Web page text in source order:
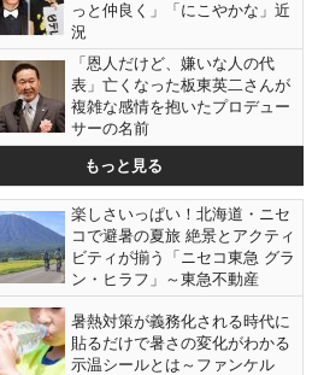
っと仲良く」「にこやかな」近
況
「恩人だけど、嫌いな人の代
表」亡くなった板東英二さんが
複雑な感情を抱いたプロデュー
サーの名前
もっと見る
楽しさいっぱい！北海道・ニセ
コで避暑の夏旅 絶景とアクティ
ビティが揃う「ニセコ東急 グラ
ン・ヒラフ」～東急不動産
暑熱対策が義務化される時代に
貼るだけで暑さの変化がわかる
示温シールとは～ファンケル